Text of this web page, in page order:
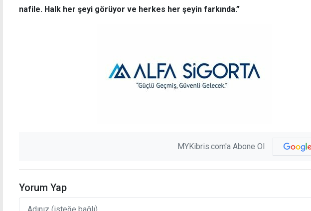
nafile. Halk her şeyi görüyor ve herkes her şeyin farkında.”
MYKibris.com'a Abone Ol
Yorum Yap